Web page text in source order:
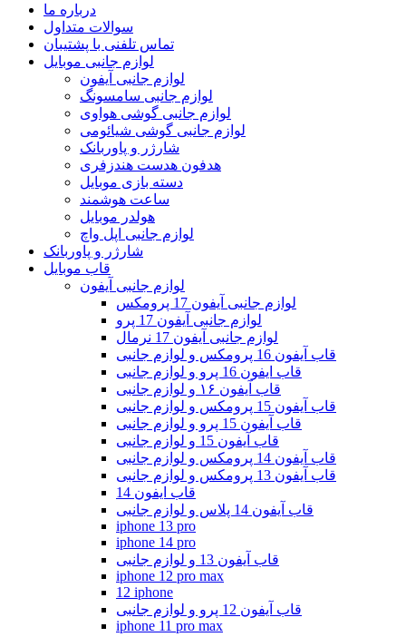
درباره ما
سوالات متداول
تماس تلفنی با پشتیبان
لوازم جانبی موبایل
لوازم جانبی آیفون
لوازم جانبی سامسونگ
لوازم جانبی گوشی هواوی
لوازم جانبی گوشی شیائومی
شارژر و پاوربانک
هدفون هدست هندزفری
دسته بازی موبایل
ساعت هوشمند
هولدر موبایل
لوازم جانبی اپل واچ
شارژر و پاوربانک
قاب موبایل
لوازم جانبی آیفون
لوازم جانبی آیفون 17 پرومکس
لوازم جانبی آیفون 17 پرو
لوازم جانبی آیفون 17 نرمال
قاب آیفون 16 پرومکس و لوازم جانبی
قاب ایفون 16 پرو و لوازم جانبی
قاب آیفون ۱۶ و لوازم جانبی
قاب آیفون 15 پرومکس و لوازم جانبی
قاب آیفون 15 پرو و لوازم جانبی
قاب آیفون 15 و لوازم جانبی
قاب آیفون 14 پرومکس و لوازم جانبی
قاب آیفون 13 پرومکس و لوازم جانبی
قاب ایفون 14
قاب آیفون 14 پلاس و لوازم جانبی
iphone 13 pro
iphone 14 pro
قاب آیفون 13 و لوازم جانبی
iphone 12 pro max
12 iphone
قاب آیفون 12 پرو و لوازم جانبی
iphone 11 pro max